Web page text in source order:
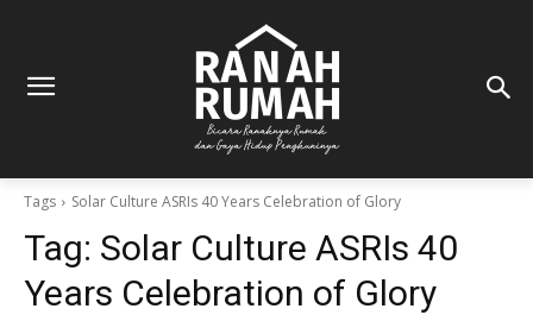
Tags Solar Culture ASRIs 40 Years Celebration of Glory
Tag: Solar Culture ASRIs 40
Years Celebration of Glory